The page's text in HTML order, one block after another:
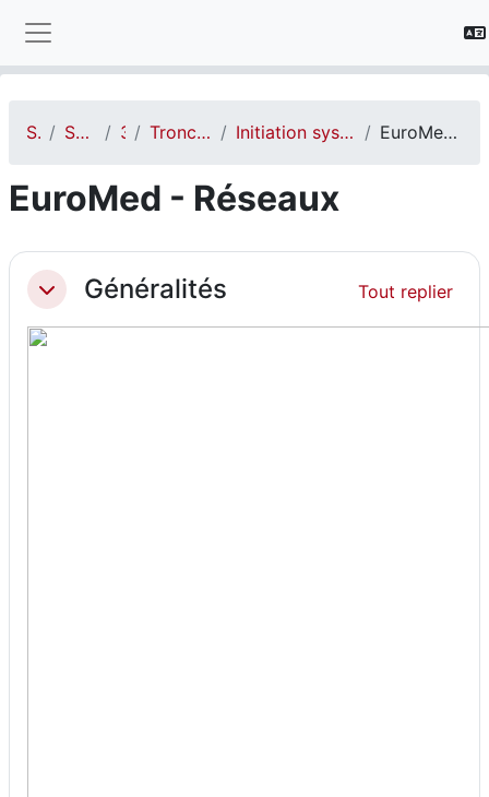
Panneau latéral
STI STI FISE 3A Tronc commun Initiation système et réseau EuroMed - Réseaux
EuroMed - Réseaux
Résumé de section
ReplierGénéralités Tout replier